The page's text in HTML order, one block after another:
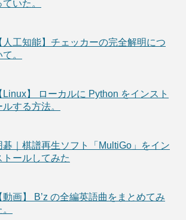
ていた。
人工知能】チェッカーの完全解明につ
て。
Linux】 ローカルに Python をインスト
ルする方法。
碁｜棋譜再生ソフト「MultiGo」をイン
トールしてみた
動画】 B’z の全編英語曲をまとめてみ